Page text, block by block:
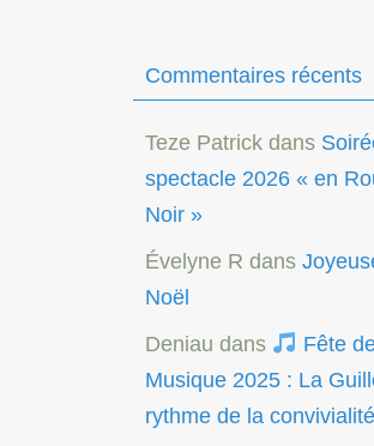
Commentaires récents
Teze Patrick dans
spectacle 2026 « en
Noir »
Évelyne R dans
Noël
Deniau dans
Fête
Musique 2025 : La
rythme de la convivialité